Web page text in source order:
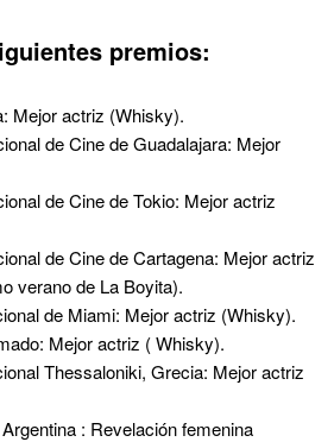
premios:
Mejor actriz (Whisky).
de Cine de Guadalajara: Mejor
de Cine de Tokio: Mejor actriz
de Cine de Cartagena: Mejor actriz
verano de La Boyita).
de Miami: Mejor actriz (Whisky).
Mejor actriz ( Whisky).
Thessaloniki, Grecia: Mejor actriz
: Revelación femenina